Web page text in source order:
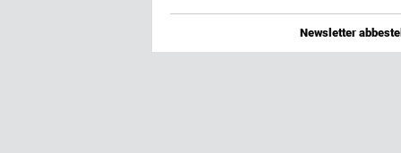
Newsletter